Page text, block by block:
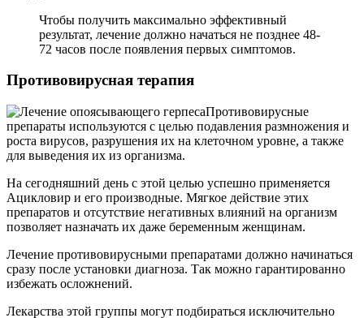
Чтобы получить максимально эффективный
результат, лечение должно начаться не позднее 48-
72 часов после появления первых симптомов.
Противовирусная терапия
Противовирусные
препараты используются с целью подавления размножения и
роста вирусов, разрушения их на клеточном уровне, а также
для выведения их из организма.
На сегодняшний день с этой целью успешно применяется
Ацикловир и его производные. Мягкое действие этих
препаратов и отсутствие негативных влияний на организм
позволяет назначать их даже беременным женщинам.
Лечение противовирусными препаратами должно начинаться
сразу после установки диагноза. Так можно гарантированно
избежать осложнений.
Лекарства этой группы могут подбираться исключительно